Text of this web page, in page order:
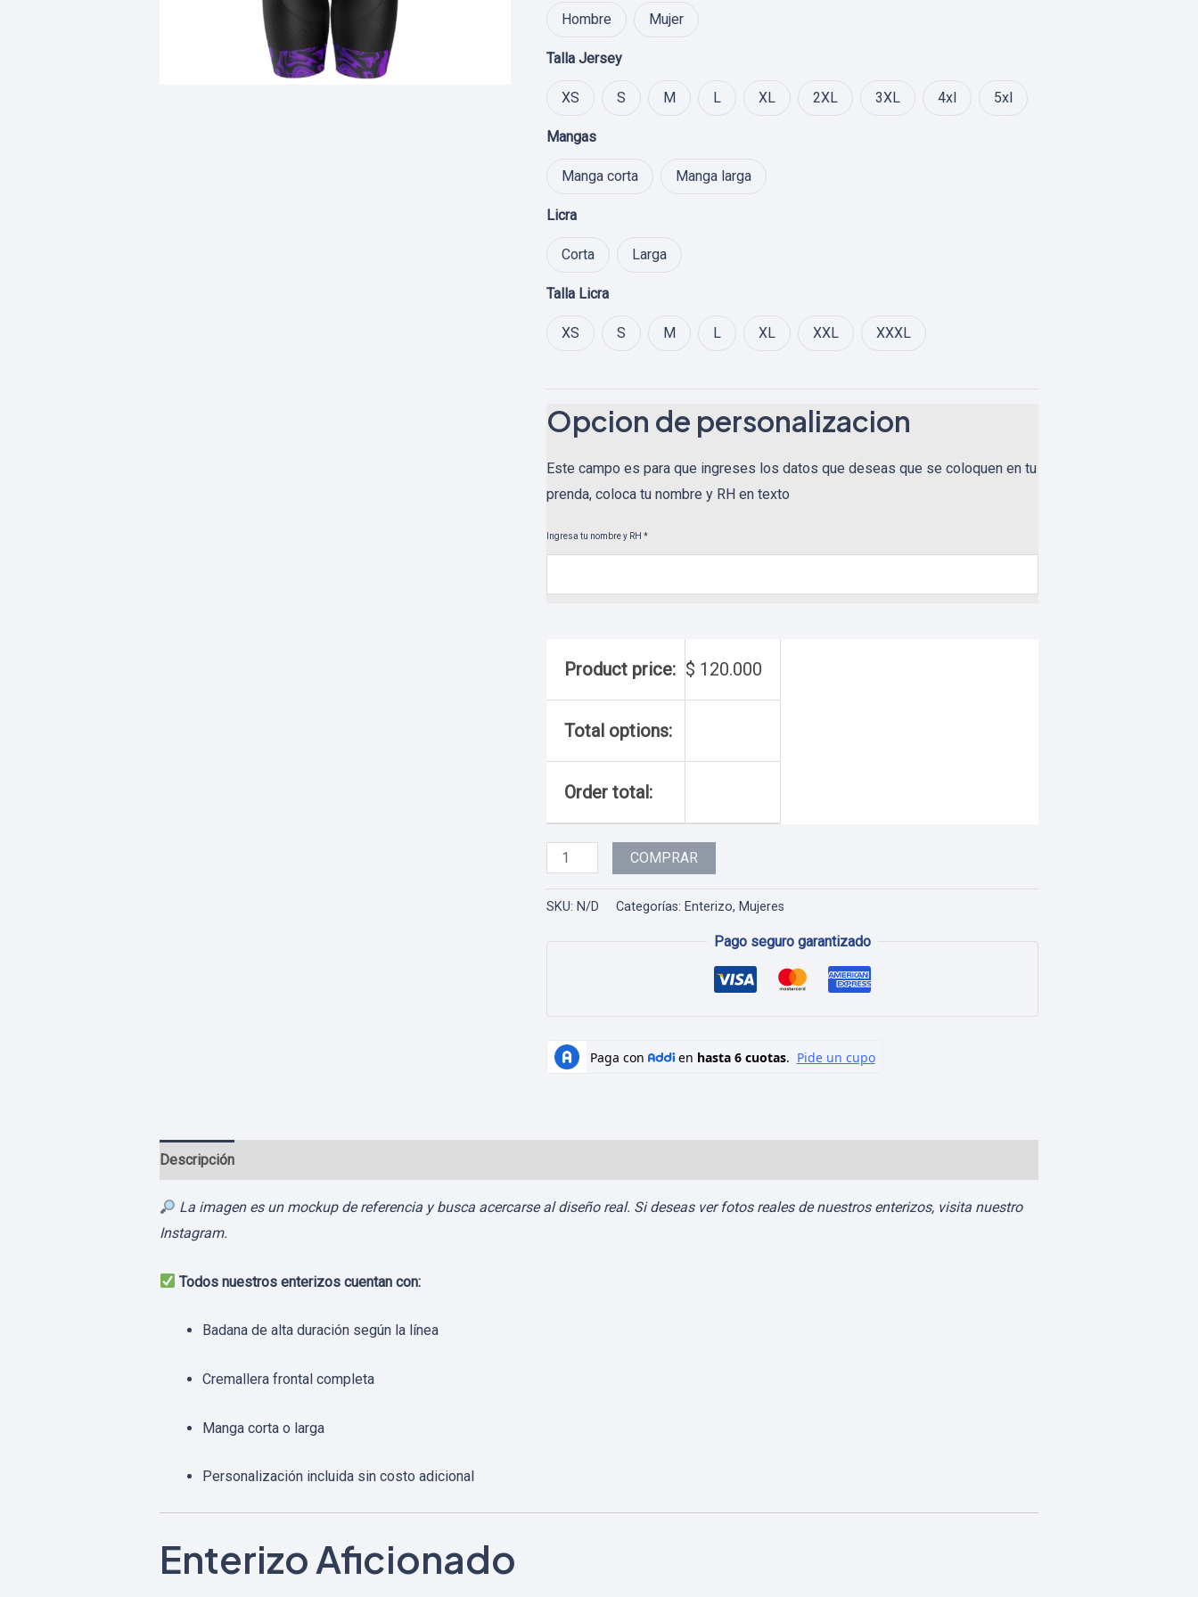
Hombre Mujer
Talla Jersey
XS S M L XL 2XL 3XL 4xl 5xl
Mangas
Manga corta Manga larga
Licra
Corta Larga
Talla Licra
XS S M L XL XXL XXXL
Opcion de personalizacion
Este campo es para que ingreses los datos que deseas que se coloquen en tu
prenda, coloca tu nombre y RH en texto
Ingresa tu nombre y RH *
Product price: $ 120.000
Total options:
Order total:
Enterizo
-
COMPRAR
SKU: N/D Categorías: Enterizo, Mujeres
Pago seguro garantizado
Descripción
La imagen es un mockup de referencia y busca acercarse al diseño real. Si deseas ver fotos reales de nuestros enterizos, visita nuestro
Instagram.
Todos nuestros enterizos cuentan con:
Badana de alta duración según la línea
Cremallera frontal completa
Manga corta o larga
Personalización incluida sin costo adicional
Enterizo Aficionado